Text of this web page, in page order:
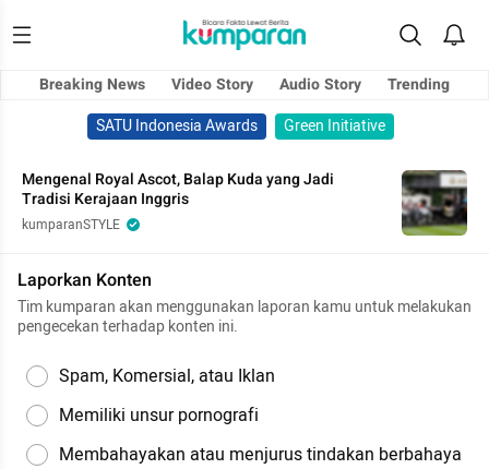
Breaking News Video Story Audio Story
Trending
SATU Indonesia Awards
Green Initiative
Mengenal Royal Ascot, Balap Kuda yang Jadi
Tradisi Kerajaan Inggris
kumparanSTYLE
Laporkan Konten
Tim kumparan akan menggunakan laporan kamu untuk melakukan
pengecekan terhadap konten ini.
Spam, Komersial, atau Iklan
Memiliki unsur pornografi
Membahayakan atau menjurus tindakan berbahaya